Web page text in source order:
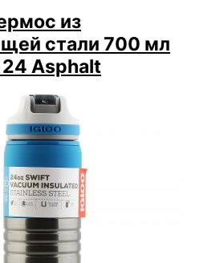
из
стали 700 мл
Asphalt